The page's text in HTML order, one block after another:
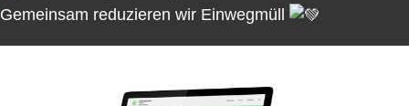
Gemeinsam reduzieren wir Einwegmüll